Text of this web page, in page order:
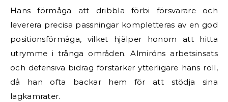
Hans förmåga att dribbla förbi försvarare och
leverera precisa passningar kompletteras av en god
positionsförmåga, vilket hjälper honom att hitta
utrymme i trånga områden. Almiróns arbetsinsats
och defensiva bidrag förstärker ytterligare hans roll,
då han ofta backar hem för att stödja sina
lagkamrater.